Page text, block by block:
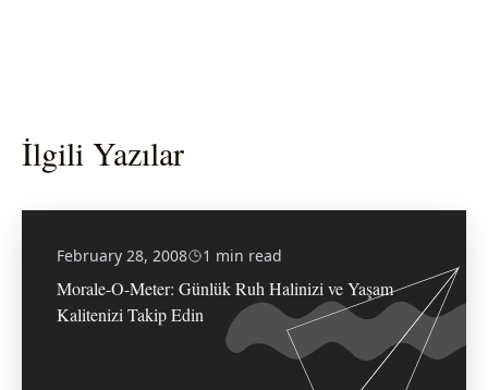
İlgili Yazılar
February 28, 2008 1 min read
Morale-O-Meter: Günlük Ruh Halinizi ve Yaşam
Kalitenizi Takip Edin